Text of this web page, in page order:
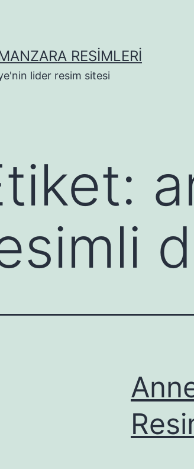
RESIMLERI
lider resim sitesi